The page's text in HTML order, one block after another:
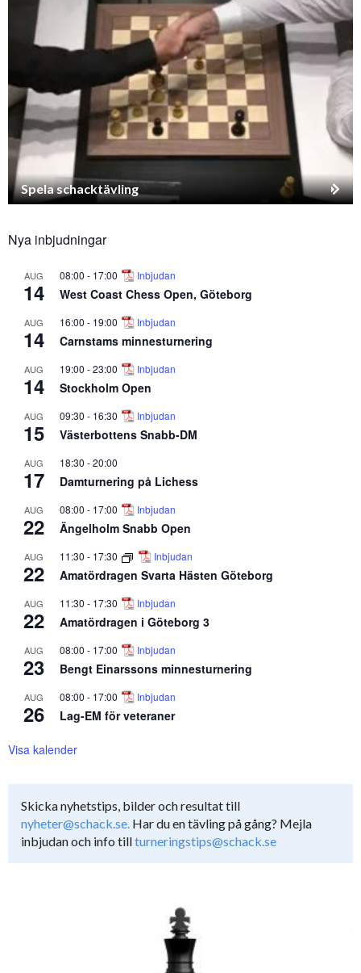
Spela schacktävling
Nya inbjudningar
AUG
14
08:00 - 17:00 Inbjudan
West Coast Chess Open, Göteborg
AUG
14
16:00 - 19:00 Inbjudan
Carnstams minnesturnering
AUG
14
19:00 -23:00 Inbjudan
Stockholm Open
AUG
15
09:30 - 16:30 Inbjudan
Västerbottens Snabb-DM
AUG
17
18:30 -20:00
Damturnering på Lichess
AUG
22
08:00 - 17:00 Inbjudan
Ängelholm Snabb Open
AUG
22
11:30 - 17:30 Inbjudan
Amatördragen Svarta Hästen Göteborg
AUG
22
11:30 - 17:30 Inbjudan
Amatördragen i Göteborg 3
AUG
23
08:00 - 17:00 Inbjudan
Bengt Einarssons minnesturnering
AUG
26
08:00 - 17:00 Inbjudan
Lag-EM för veteraner
Visa kalender
Skicka nyhetstips, bilder och resultat till
nyheter@schack.se. Har du en tävling på gång? Mejla
inbjudan och info tillturneringstips@schack.se